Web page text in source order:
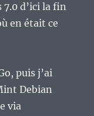
7.0 d’ici la fin
en était ce
puis j’ai
Debian
via